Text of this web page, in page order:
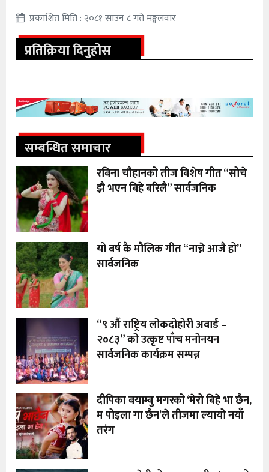
प्रकाशित मिति : २०८१ साउन ८ गते मङ्गलवार
प्रतिक्रिया दिनुहोस
सम्बन्धित समाचार
रबिना चौहानको तीज बिशेष गीत “सोचे
झै भएन बिहे बरिलै” सार्वजनिक
यो बर्ष कै मौलिक गीत “नाच्ने आजै हो”
सार्वजनिक
“९ औँ राष्ट्रिय लोकदोहोरी अवार्ड –
२०८३” को उत्कृष्ट पाँच मनोनयन
सार्वजनिक कार्यक्रम सम्पन्न
दीपिका बयाम्बु मगरको ‘मेरो बिहे भा छैन,
म पोइला गा छैन’ले तीजमा ल्यायो नयाँ
तरंग